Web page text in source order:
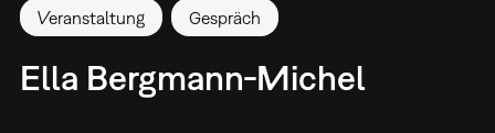
Veranstaltung Gespräch
Ella Bergmann-Michel